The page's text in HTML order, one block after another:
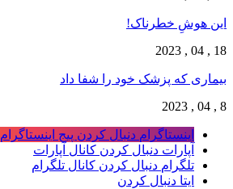
این هوشِ خطرناک!
18 , 04 , 2023
بیماری که پزشک خود را شفا داد
8 , 04 , 2023
اینستاگرام دنبال کردن پیج اینستاگرام
آپارات دنبال کردن کانال آپارات
تلگرام دنبال کردن کانال تلگرام
ایتا دنبال کردن